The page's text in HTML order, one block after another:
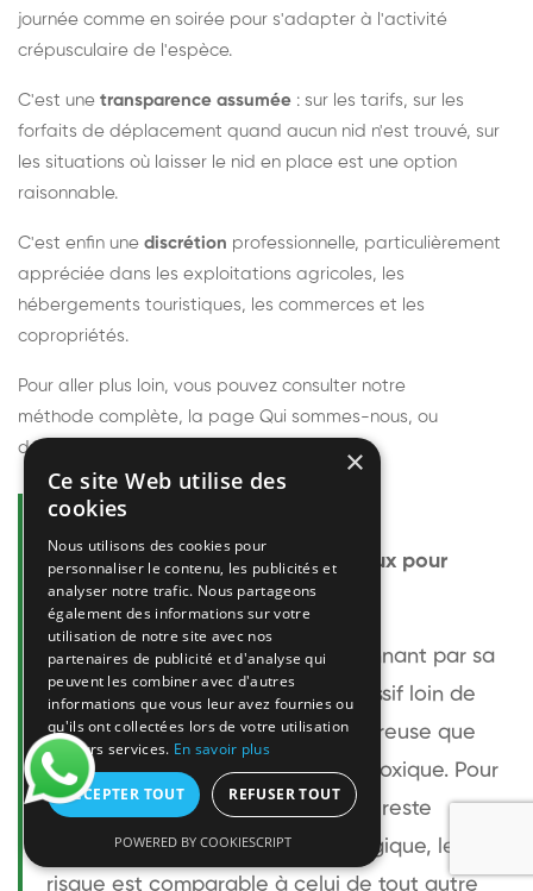
journée comme en soirée pour s'adapter à l'activité
crépusculaire de l'espèce.
C'est une transparence assumée : sur les tarifs, sur les
forfaits de déplacement quand aucun nid n'est trouvé, sur
les situations où laisser le nid en place est une option
raisonnable.
C'est enfin une discrétion professionnelle, particulièrement
appréciée dans les exploitations agricoles, les
hébergements touristiques, les commerces et les
copropriétés.
Pour aller plus loin, vous pouvez consulter notre
méthode complète, la page Qui sommes-nous, ou
découvrir
Questions fréquentes
Le frelon européen est-il dangereux pour
l'homme ?
Le frelon européen est impressionnant par sa
taille mais relativement peu agressif loin de
son nid. Sa piqûre est plus douloureuse que
celle d'une guêpe sans être plus toxique. Pour
une personne non allergique, elle reste
bénigne. Pour une personne allergique, le
risque est comparable à celui de tout autre
×
Ce site Web utilise des
cookies
Nous utilisons des cookies pour
personnaliser le contenu, les publicités et
analyser notre trafic. Nous partageons
également des informations sur votre
utilisation de notre site avec nos
partenaires de publicité et d'analyse qui
peuvent les combiner avec d'autres
informations que vous leur avez fournies ou
qu'ils ont collectées lors de votre utilisation
de leurs services. En savoir plus
ACCEPTER TOUT REFUSER TOUT
POWERED BY COOKIESCRIPT